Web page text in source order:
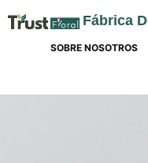
Fábrica
SOBRE NOSOTROS